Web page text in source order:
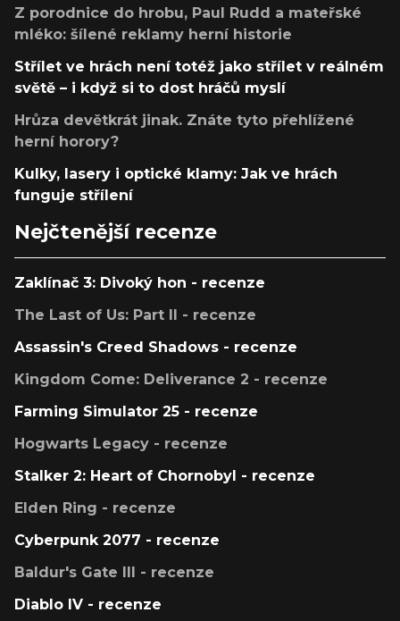
Z porodnice do hrobu, Paul Rudd a mateřské
mléko: šílené reklamy herní historie
Střílet ve hrách není totéž jako střílet v reálném
světě – i když si to dost hráčů myslí
Hrůza devětkrát jinak. Znáte tyto přehlížené
herní horory?
Kulky, lasery i optické klamy: Jak ve hrách
funguje střílení
Nejčtenější recenze
Zaklínač 3: Divoký hon - recenze
The Last of Us: Part II - recenze
Assassin's Creed Shadows - recenze
Kingdom Come: Deliverance 2 - recenze
Farming Simulator 25 - recenze
Hogwarts Legacy - recenze
Stalker 2: Heart of Chornobyl - recenze
Elden Ring - recenze
Cyberpunk 2077 - recenze
Baldur's Gate III - recenze
Diablo IV - recenze